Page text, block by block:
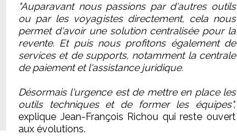
"Auparavant nous passions par d'autres outils
ou par les voyagistes directement, cela nous
permet d'avoir une solution centralisée pour la
revente. Et puis nous profitons également de
services et de supports, notamment la centrale
de paiement et l'assistance juridique.
Désormais l'urgence est de mettre en place les
outils techniques et de former les équipes",
explique Jean-François Richou qui reste ouvert
aux évolutions.